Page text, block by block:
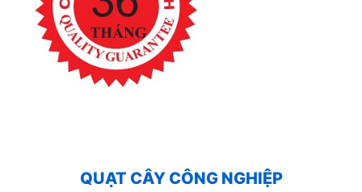
QUẠT CÂY CÔNG NGHIỆP